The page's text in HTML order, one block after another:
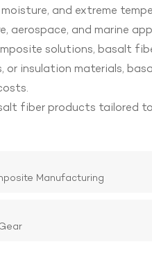
and extreme
and marine
solutions, basalt
or insulation materials,
fiber products tailored
Manufacturing